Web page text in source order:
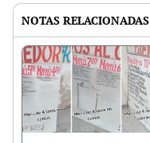
NOTAS RELACIONADAS